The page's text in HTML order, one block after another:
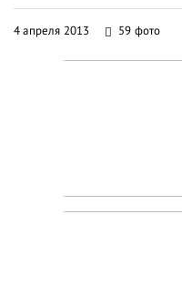
4 апреля 2013 59 фото